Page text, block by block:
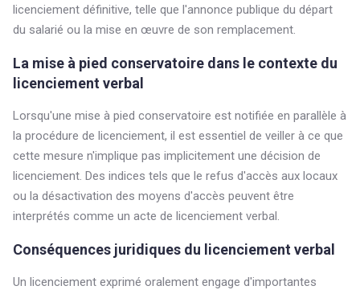
licenciement définitive, telle que l'annonce publique du départ
du salarié ou la mise en œuvre de son remplacement.
La mise à pied conservatoire dans le contexte du
licenciement verbal
Lorsqu'une mise à pied conservatoire est notifiée en parallèle à
la procédure de licenciement, il est essentiel de veiller à ce que
cette mesure n'implique pas implicitement une décision de
licenciement. Des indices tels que le refus d'accès aux locaux
ou la désactivation des moyens d'accès peuvent être
interprétés comme un acte de licenciement verbal.
Conséquences juridiques du licenciement verbal
Un licenciement exprimé oralement engage d'importantes